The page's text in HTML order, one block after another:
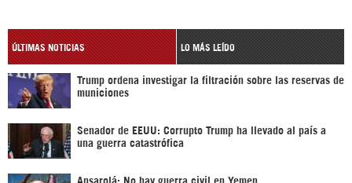
ÚLTIMAS NOTICIAS LO MÁS LEÍDO
Trump ordena investigar la filtración sobre las reservas de
municiones
Senador de EEUU: Corrupto Trump ha llevado al país a
una guerra catastrófica
Ansarolá: No hay guerra civil en Yemen